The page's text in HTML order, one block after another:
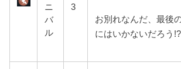
ニ
バ
ル
3
お別れなんだ、最後
にはいかないだろう!?